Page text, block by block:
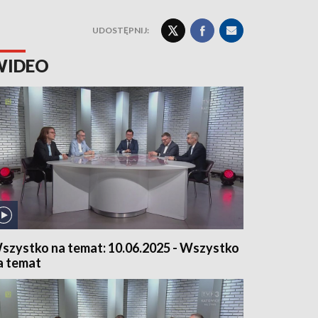
UDOSTĘPNIJ:
na temat: 10.06.2025 - Wszystko
temat